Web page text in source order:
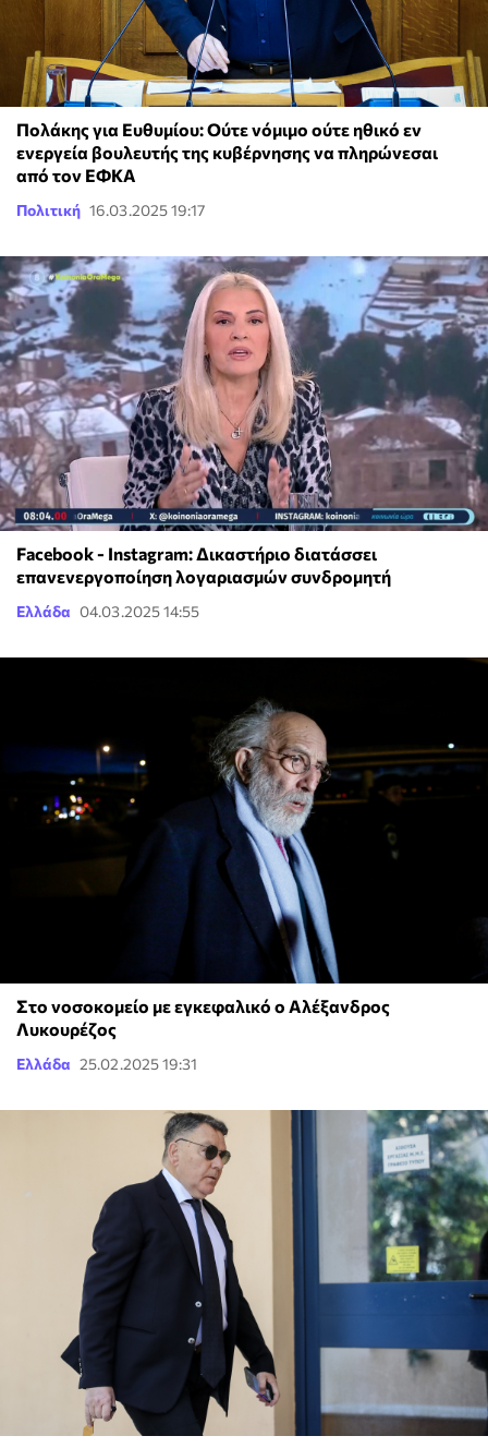
Πολάκης για Ευθυμίου: Ούτε νόμιμο ούτε ηθικό εν
ενεργεία βουλευτής της κυβέρνησης να πληρώνεσαι
από τον ΕΦΚΑ
Πολιτική 16.03.2025 19:17
Facebook - Instagram: Δικαστήριο διατάσσει
επανενεργοποίηση λογαριασμών συνδρομητή
Ελλάδα 04.03.2025 14:55
Στο νοσοκομείο με εγκεφαλικό ο Αλέξανδρος
Λυκουρέζος
Ελλάδα 25.02.2025 19:31